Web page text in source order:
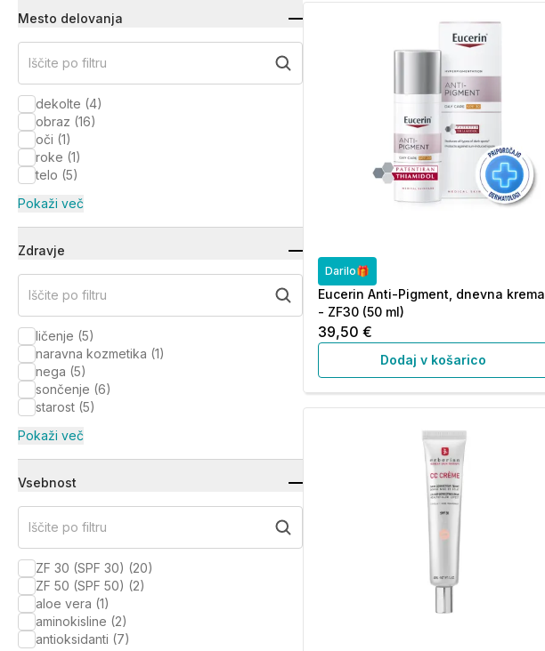
Mesto delovanja
Iščite po filtru
dekolte (4)
obraz (16)
oči (1)
roke (1)
telo (5)
Pokaži več
Zdravje
Iščite po filtru
ličenje (5)
naravna kozmetika (1)
nega (5)
sončenje (6)
starost (5)
Pokaži več
Vsebnost
Iščite po filtru
ZF 30 (SPF 30) (20)
ZF 50 (SPF 50) (2)
aloe vera (1)
aminokisline (2)
antioksidanti (7)
Darilo🎁
Eucerin Anti-Pigment, dnevna krema
- ZF30 (50 ml)
39,50 €
Dodaj v košarico